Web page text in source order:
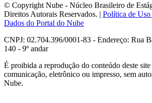
© Copyright Nube - Núcleo Brasileiro de
Direitos Autorais Reservados. | Política de
Dados do Portal do Nube
CNPJ: 02.704.396/0001-83 - Endereço: Rua
140 - 9º andar
É proibida a reprodução do conteúdo deste
comunicação, eletrônico ou impresso, sem
Nube.